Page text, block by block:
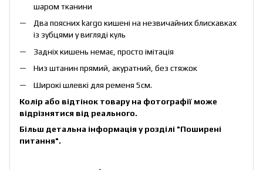
шаром тканини
Два поясних kargo кишені на незвичайних блискавках
із зубцями у вигляді куль
Задніх кишень немає, просто імітація
Низ штанин прямий, акуратний, без стяжок
Широкі шлевкі для ременя 5см.
Колір або відтінок товару на фотографії може
відрізнятися від реального.
Більш детальна інформація у розділі "Поширені
питання".